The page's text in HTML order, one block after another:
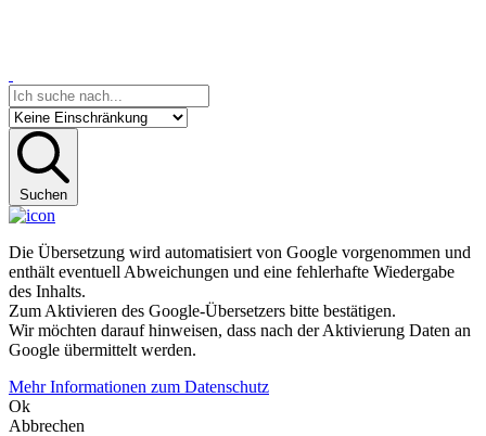
Suchen
Die Übersetzung wird automatisiert von Google vorgenommen und
enthält eventuell Abweichungen und eine fehlerhafte Wiedergabe
des Inhalts.
Zum Aktivieren des Google-Übersetzers bitte bestätigen.
Wir möchten darauf hinweisen, dass nach der Aktivierung Daten an
Google übermittelt werden.
Mehr Informationen zum Datenschutz
Ok
Abbrechen